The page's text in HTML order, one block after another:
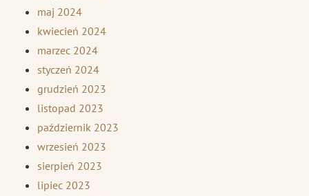
maj 2024
kwiecień 2024
marzec 2024
styczeń 2024
grudzień 2023
listopad 2023
październik 2023
wrzesień 2023
sierpień 2023
lipiec 2023